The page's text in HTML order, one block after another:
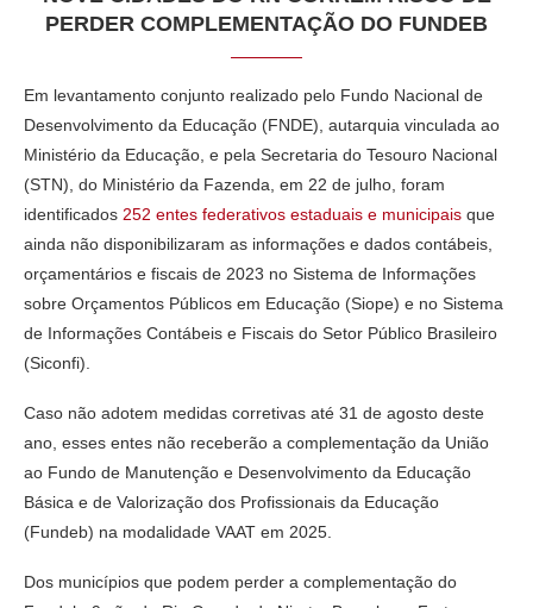
PERDER COMPLEMENTAÇÃO DO FUNDEB
Em levantamento conjunto realizado pelo Fundo Nacional de
Desenvolvimento da Educação (FNDE), autarquia vinculada ao
Ministério da Educação, e pela Secretaria do Tesouro Nacional
(STN), do Ministério da Fazenda, em 22 de julho, foram
identificados 252 entes federativos estaduais e municipais que
ainda não disponibilizaram as informações e dados contábeis,
orçamentários e fiscais de 2023 no Sistema de Informações
sobre Orçamentos Públicos em Educação (Siope) e no Sistema
de Informações Contábeis e Fiscais do Setor Público Brasileiro
(Siconfi).
Caso não adotem medidas corretivas até 31 de agosto deste
ano, esses entes não receberão a complementação da União
ao Fundo de Manutenção e Desenvolvimento da Educação
Básica e de Valorização dos Profissionais da Educação
(Fundeb) na modalidade VAAT em 2025.
Dos municípios que podem perder a complementação do